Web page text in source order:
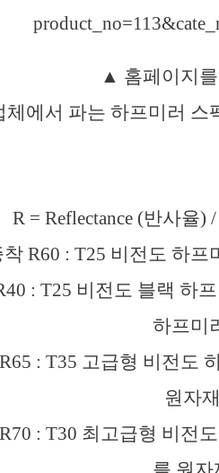
▲ 홈페이지
체에서 파는 하프미러 스
R = Reflectance (반사율)
R60 : T25 비전도 하
: T25 비전도 블랙 하
하프미
: T35 고급형 비전도
원자
: T30 최고급형 비전